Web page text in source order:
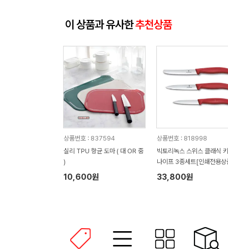
이 상품과 유사한추천상품
상품번호 : 837594
실리 TPU 항균 도마 ( 대 OR 중
)
10,600원
상품번호 : 818998
빅토리녹스 스위스 클래식
나이프 3종세트[인쇄전용상
33,800원